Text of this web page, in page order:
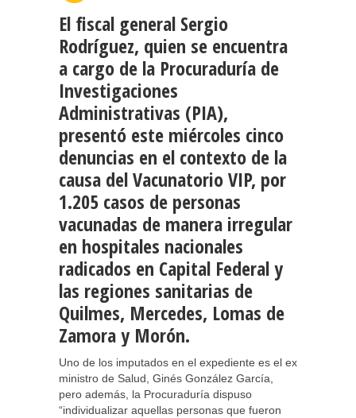
El fiscal general Sergio
Rodríguez, quien se encuentra
a cargo de la Procuraduría de
Investigaciones
Administrativas (PIA),
presentó este miércoles cinco
denuncias en el contexto de la
causa del Vacunatorio VIP, por
1.205 casos de personas
vacunadas de manera irregular
en hospitales nacionales
radicados en Capital Federal y
las regiones sanitarias de
Quilmes, Mercedes, Lomas de
Zamora y Morón.
Uno de los imputados en el expediente es el ex
ministro de Salud, Ginés González García,
pero además, la Procuraduría dispuso
“individualizar aquellas personas que fueron